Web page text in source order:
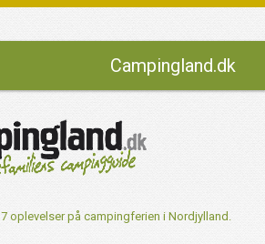
Campingland.dk
7 oplevelser på campingferien i Nordjylland.